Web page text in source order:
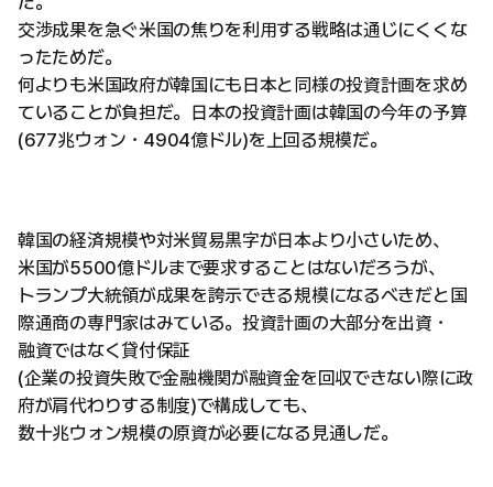
交渉成果を急ぐ米国の焦りを利用する戦略は通じにくくな
ったためだ。
何よりも米国政府が韓国にも日本と同様の投資計画を求め
ていることが負担だ。日本の投資計画は韓国の今年の予算
(677兆ウォン・4904億ドル)を上回る規模だ。
韓国の経済規模や対米貿易黒字が日本より小さいため、
米国が5500億ドルまで要求することはないだろうが、
トランプ大統領が成果を誇示できる規模になるべきだと国
際通商の専門家はみている。投資計画の大部分を出資・
融資ではなく貸付保証
(企業の投資失敗で金融機関が融資金を回収できない際に政
府が肩代わりする制度)で構成しても、
数十兆ウォン規模の原資が必要になる見通しだ。